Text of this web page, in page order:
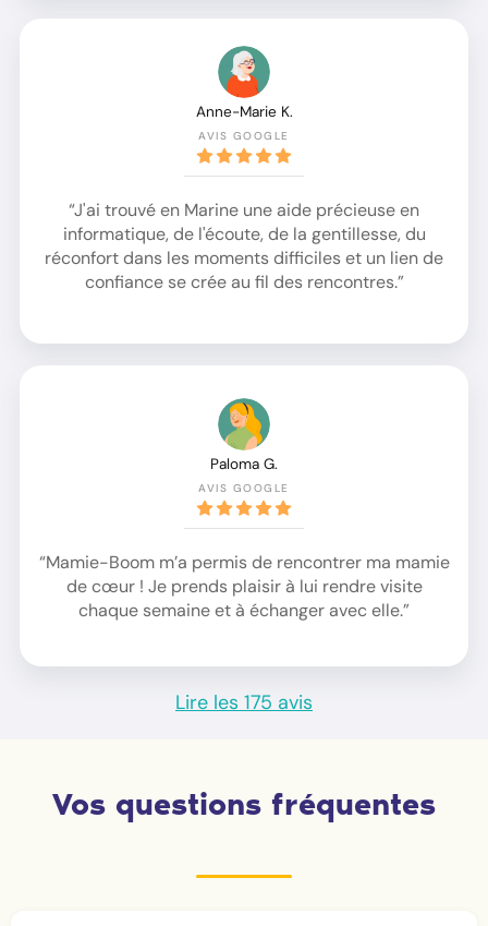
Anne-Marie K.
AVIS GOOGLE
“J'ai trouvé en Marine une aide précieuse en
informatique, de l'écoute, de la gentillesse, du
réconfort dans les moments difficiles et un lien de
confiance se crée au fil des rencontres.”
Paloma G.
AVIS GOOGLE
“Mamie-Boom m’a permis de rencontrer ma mamie
de cœur ! Je prends plaisir à lui rendre visite
chaque semaine et à échanger avec elle.”
Lire les 175 avis
Vos questions fréquentes